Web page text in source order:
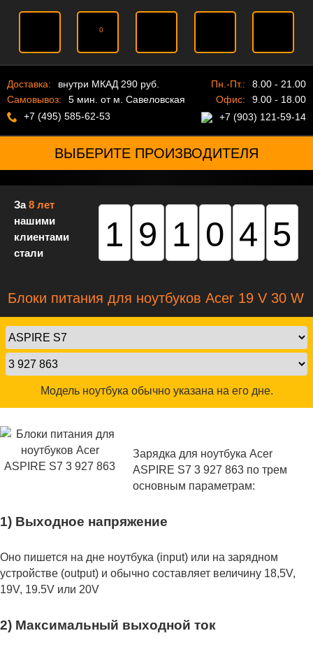
0
Доставка:
внутри МКАД 290 руб.
Самовывоз:
5 мин. от м. Савеловская
+7 (495) 585-62-53
Пн.-Пт.:
8.00 - 21.00
Офис:
9.00 - 18.00
+7 (903) 121-59-14
ВЫБЕРИТЕ ПРОИЗВОДИТЕЛЯ
За8 лет
нашими
клиентами
стали
191045
Блоки питания для ноутбуков Acer 19 V 30 W
Модель ноутбука обычно указана на его дне.
Зарядка для ноутбука Acer
ASPIRE S7 3 927 863 по трем
основным параметрам:
1) Выходное напряжение
Оно пишется на дне ноутбука (input) или на зарядном
устройстве (output) и обычно составляет величину 18,5V,
19V, 19.5V или 20V
2) Максимальный выходной ток